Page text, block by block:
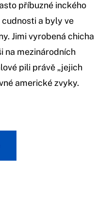
příbuzné inckého
a byly ve
Jimi vyrobená chicha
na mezinárodních
pili právě „jejich
americké zvyky.